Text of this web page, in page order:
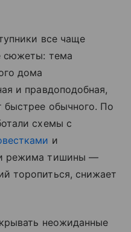
все чаще
сюжеты: тема
дома
и правдоподобная,
быстрее обычного. По
схемы с
и
режима тишины —
торопиться, снижает
неожиданные